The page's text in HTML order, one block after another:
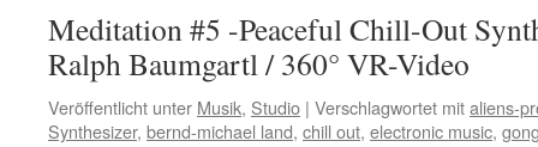
Meditation #5 -Peaceful Chill-Out
Ralph Baumgartl / 360° VR-Video
Veröffentlicht unter Musik, Studio | Verschlagwortet mitaliens-
Synthesizer, bernd-michael land, chill out, electronic music,